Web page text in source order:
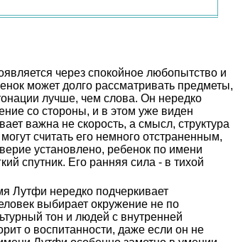
через спокойное любопытство и
может долго рассматривать предметы,
лучше, чем слова. Он нередко
со стороны, и в этом уже виден
важна не скорость, а смысл, структура
считать его немного отстраненным,
установлено, ребенок по имени
спутник. Его ранняя сила - в тихой
Лутфи нередко подчеркивает
выбирает окружение не по
тон и людей с внутренней
о воспитанности, даже если он не